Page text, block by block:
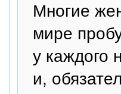
Многие
мире
у каждого
и,